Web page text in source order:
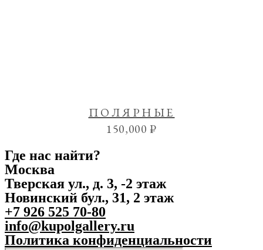
ПОЛЯРНЫЕ
150,000₽
Где нас найти?
Москва
Тверская ул., д. 3, -2 этаж
Новинский бул., 31, 2 этаж
+7 926 525 70-80
info@kupolgallery.ru
Политика конфиденциальности